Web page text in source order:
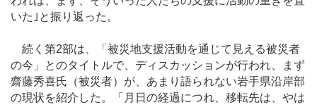
いた｣と振り返った。
続く第2部は、「被災地支援活動を通じて見える被災者
の今」とのタイトルで、ディスカッションが行われ、まず
齋藤秀喜氏（被災者）が、あまり語られない岩手県沿岸部
の現状を紹介した。「月日の経過につれ、移転先は、やは